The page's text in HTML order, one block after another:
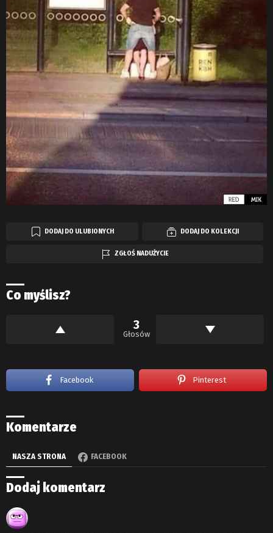
DODAJ DO ULUBIONYCH DODAJ DO KOLEKCJI
ZGŁOŚ NADUŻYCIE
Co myślisz?
3
Głosów
Facebook Pinterest
Komentarze
NASZA STRONA FACEBOOK
Dodaj komentarz